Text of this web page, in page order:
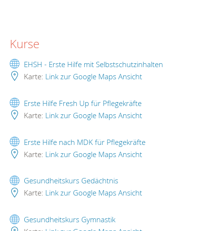
Kurse
EHSH - Erste Hilfe mit Selbstschutzinhalten
Karte: Link zur Google Maps Ansicht
Erste Hilfe Fresh Up für Pflegekräfte
Karte: Link zur Google Maps Ansicht
Erste Hilfe nach MDK für Pflegekräfte
Karte: Link zur Google Maps Ansicht
Gesundheitskurs Gedächtnis
Karte: Link zur Google Maps Ansicht
Gesundheitskurs Gymnastik